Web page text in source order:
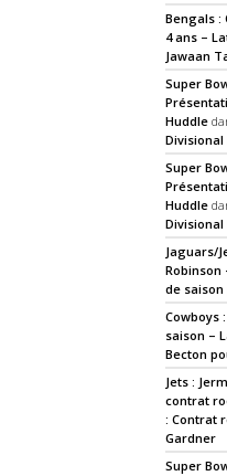
Bengals :
4 ans –
Jawaan
Super
Huddle
Divisional
Super
Huddle
Divisional
Jaguars/
Robinson
de saison
Cowboys
saison –
Becton
Jets :
contrat
: Contrat
Gardner
Super